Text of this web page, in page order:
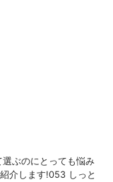
ぶのにとっても悩み
介します!053 しっと